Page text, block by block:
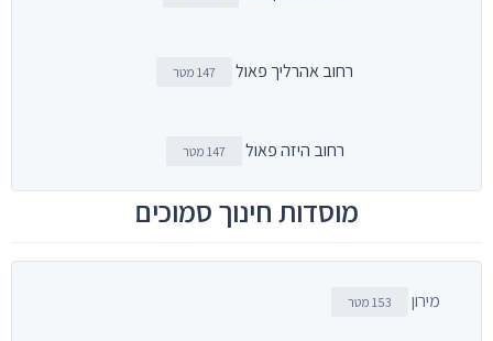
רחוב אהרליך פאול 147 מטר
רחוב היזה פאול 147 מטר
מוסדות חינוך סמוכים
מירון 153 מטר